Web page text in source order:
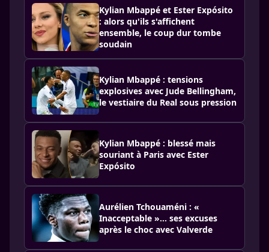
Kylian Mbappé et Ester Expósito
: alors qu'ils s'affichent
ensemble, le coup dur tombe
soudain
Kylian Mbappé : tensions
explosives avec Jude Bellingham,
le vestiaire du Real sous pression
Kylian Mbappé : blessé mais
souriant à Paris avec Ester
Expósito
Aurélien Tchouaméni : «
Inacceptable »… ses excuses
après le choc avec Valverde